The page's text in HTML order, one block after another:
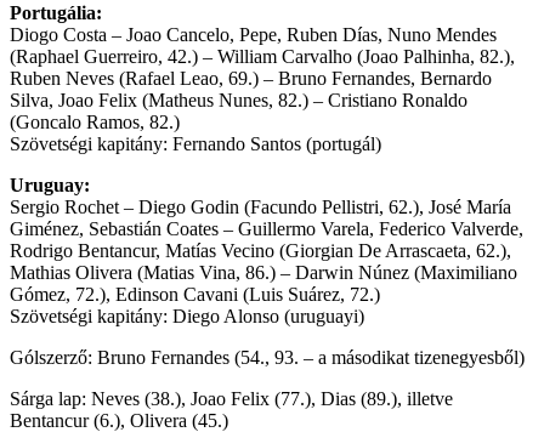
Portugália:
Diogo Costa – Joao Cancelo, Pepe, Ruben Días, Nuno Mendes
(Raphael Guerreiro, 42.) – William Carvalho (Joao Palhinha, 82.),
Ruben Neves (Rafael Leao, 69.) – Bruno Fernandes, Bernardo
Silva, Joao Felix (Matheus Nunes, 82.) – Cristiano Ronaldo
(Goncalo Ramos, 82.)
Szövetségi kapitány: Fernando Santos (portugál)
Uruguay:
Sergio Rochet – Diego Godin (Facundo Pellistri, 62.), José María
Giménez, Sebastián Coates – Guillermo Varela, Federico Valverde,
Rodrigo Bentancur, Matías Vecino (Giorgian De Arrascaeta, 62.),
Mathias Olivera (Matias Vina, 86.) – Darwin Núnez (Maximiliano
Gómez, 72.), Edinson Cavani (Luis Suárez, 72.)
Szövetségi kapitány: Diego Alonso (uruguayi)
Gólszerző: Bruno Fernandes (54., 93. – a másodikat tizenegyesből)
Sárga lap: Neves (38.), Joao Felix (77.), Dias (89.), illetve
Bentancur (6.), Olivera (45.)